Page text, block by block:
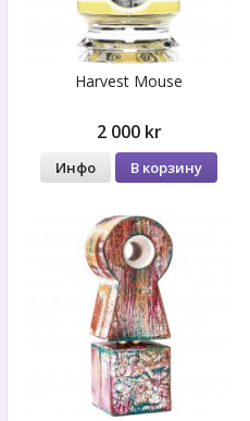
Harvest Mouse
2 000 kr
Инфо В корзину